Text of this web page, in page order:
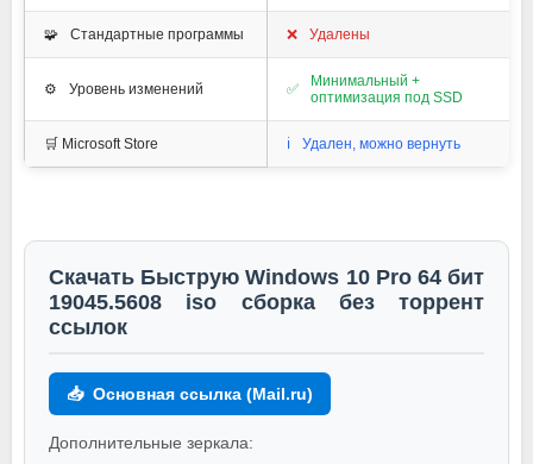
🧩 Стандартные программы ❌ Удалены
⚙️ Уровень изменений ✅
Минимальный +
оптимизация под SSD
🛒 Microsoft Store ℹ️ Удален, можно вернуть
Скачать Быструю Windows 10 Pro 64 бит
19045.5608 iso сборка без торрент
ссылок
📥 Основная ссылка (Mail.ru)
Дополнительные зеркала: